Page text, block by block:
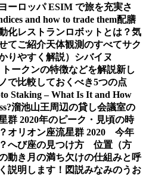
ーロッパ ESIM で旅を充実さ
and how to trade them配膳
化レストランロボットとは？気
てご紹介天体観測のすべてサク
りやすく解説） シバイヌ
トークンの特徴などを解説新し
で比較しておくべき5つの点
Staking – What Is It and How
溜池山王周辺の貸し会議室の
群 2020年のピーク・見頃の時
オリオン座流星群 2020 今年
へび座の見つけ方 位置（方
動き 月の満ち欠けの仕組みと呼
説明します！図説みなみのうお